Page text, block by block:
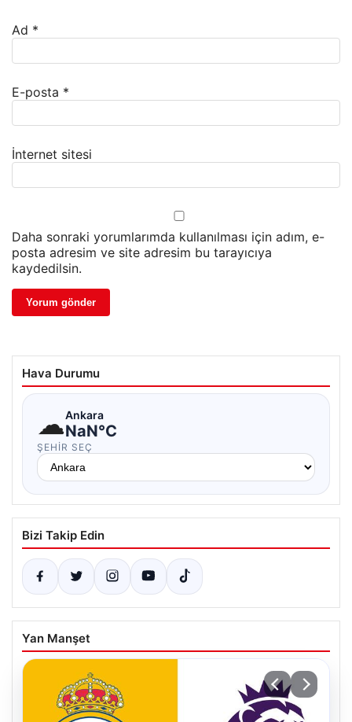
Ad *
E-posta *
İnternet sitesi
Daha sonraki yorumlarımda kullanılması için adım, e-
posta adresim ve site adresim bu tarayıcıya
kaydedilsin.
Hava Durumu
☁Ankara
NaN°C
ŞEHIR SEÇ
Bizi Takip Edin
Yan Manşet